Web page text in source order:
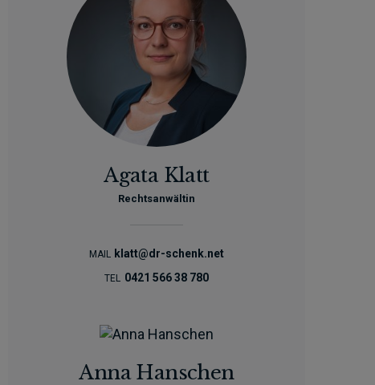
Agata Klatt
Rechtsanwältin
MAIL klatt@dr-schenk.net
TEL 0421 566 38 780
Anna Hanschen